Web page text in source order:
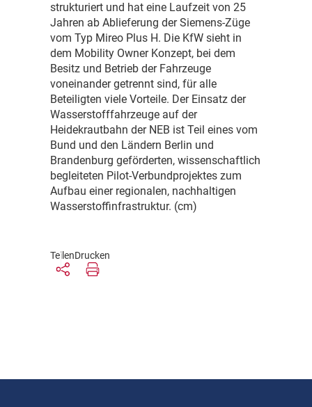
strukturiert und hat eine Laufzeit von 25
Jahren ab Ablieferung der Siemens-Züge
vom Typ Mireo Plus H. Die KfW sieht in
dem Mobility Owner Konzept, bei dem
Besitz und Betrieb der Fahrzeuge
voneinander getrennt sind, für alle
Beteiligten viele Vorteile. Der Einsatz der
Wasserstofffahrzeuge auf der
Heidekrautbahn der NEB ist Teil eines vom
Bund und den Ländern Berlin und
Brandenburg geförderten, wissenschaftlich
begleiteten Pilot-Verbundprojektes zum
Aufbau einer regionalen, nachhaltigen
Wasserstoffinfrastruktur. (cm)
TeilenDrucken